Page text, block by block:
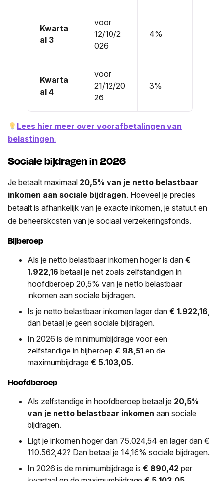
Kwarta
al 3
voor
12/10/2
026
4%
Kwarta
al 4
voor
21/12/20
26
3%
Lees hier meer over voorafbetalingen van
belastingen.
Sociale bijdragen in 2026
Je betaalt maximaal 20,5% van je netto belastbaar
inkomen aan sociale bijdragen. Hoeveel je precies
betaalt is afhankelijk van je exacte inkomen, je statuut en
de beheerskosten van je sociaal verzekeringsfonds.
Bijberoep
Als je netto belastbaar inkomen hoger is dan €
1.922,16 betaal je net zoals zelfstandigen in
hoofdberoep 20,5% van je netto belastbaar
inkomen aan sociale bijdragen.
Is je netto belastbaar inkomen lager dan € 1.922,16,
dan betaal je geen sociale bijdragen.
In 2026 is de minimumbijdrage voor een
zelfstandige in bijberoep € 98,51 en de
maximumbijdrage € 5.103,05.
Hoofdberoep
Als zelfstandige in hoofdberoep betaal je 20,5%
van je netto belastbaar inkomen aan sociale
bijdragen.
Ligt je inkomen hoger dan 75.024,54 en lager dan €
110.562,42? Dan betaal je 14,16% sociale bijdragen.
In 2026 is de minimumbijdrage is € 890,42 per